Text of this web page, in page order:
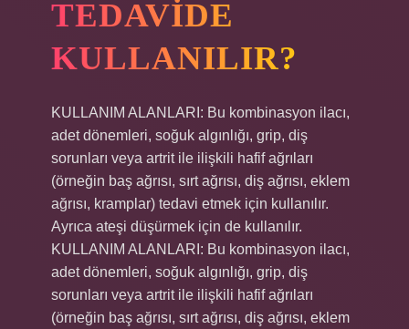
TEDAVIDE
KULLANILIR?
KULLANIM ALANLARI: Bu kombinasyon ilacı,
adet dönemleri, soğuk algınlığı, grip, diş
sorunları veya artrit ile ilişkili hafif ağrıları
(örneğin baş ağrısı, sırt ağrısı, diş ağrısı, eklem
ağrısı, kramplar) tedavi etmek için kullanılır.
Ayrıca ateşi düşürmek için de kullanılır.
KULLANIM ALANLARI: Bu kombinasyon ilacı,
adet dönemleri, soğuk algınlığı, grip, diş
sorunları veya artrit ile ilişkili hafif ağrıları
(örneğin baş ağrısı, sırt ağrısı, diş ağrısı, eklem